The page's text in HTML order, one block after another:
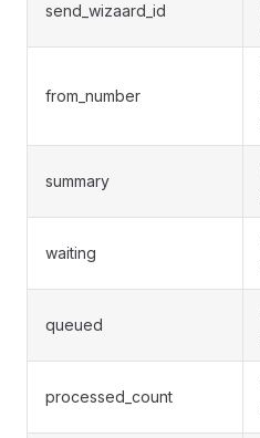
send_wizaard_id
from_number
summary
waiting
queued
processed_count